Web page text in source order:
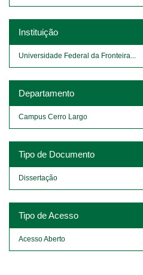
Instituição
Universidade Federal da Fronteira...
Departamento
Campus Cerro Largo
Tipo de Documento
Dissertação
Tipo de Acesso
Acesso Aberto